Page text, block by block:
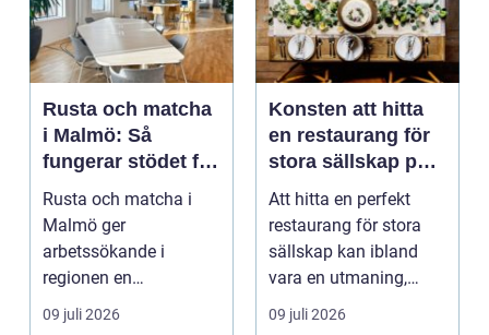
Rusta och matcha
i Malmö: Så
fungerar stödet för
dig som söker
jobb
Rusta och matcha i
Malmö ger
arbetssökande i
regionen en
strukturerad och
personlig vä...
09 juli 2026
Konsten att hitta
en restaurang för
stora sällskap på
Östermalm i
Stockholm
Att hitta en perfekt
restaurang för stora
sällskap kan ibland
vara en utmaning,
särsk...
09 juli 2026